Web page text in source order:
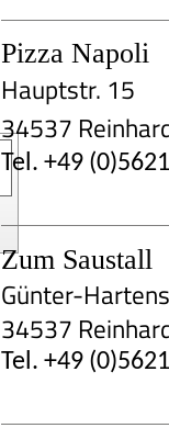
Pizza Napoli
Hauptstr. 15
34537
Tel. +49
Zum Saustall
Günter-
34537
Tel. +49